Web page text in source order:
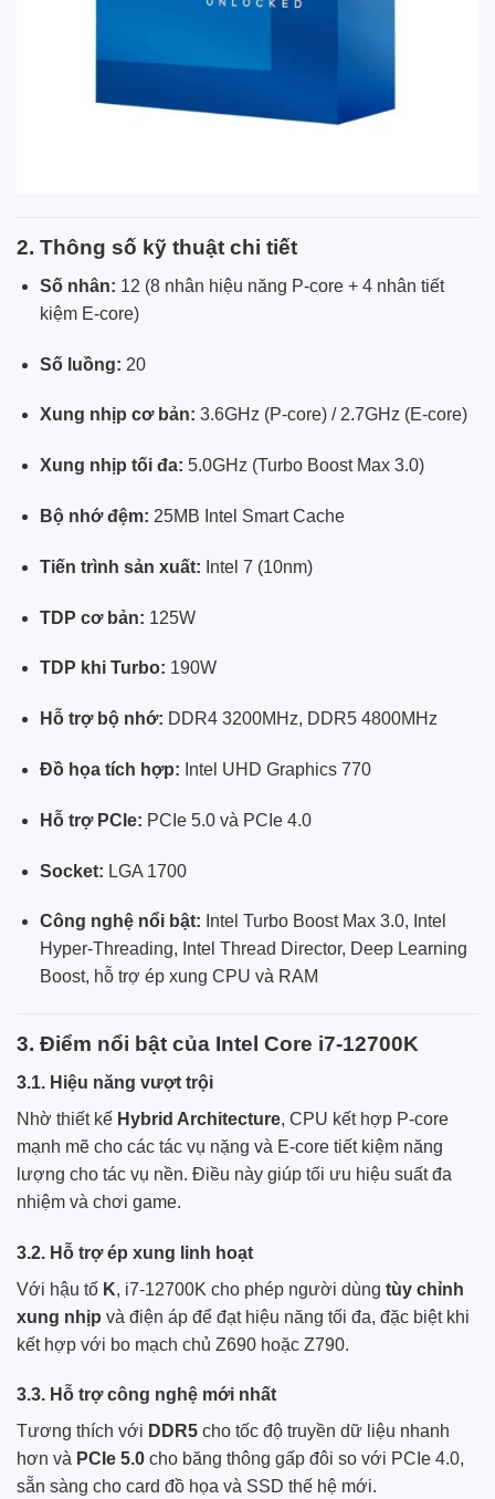
2. Thông số kỹ thuật chi tiết
Số nhân: 12 (8 nhân hiệu năng P-core + 4 nhân tiết
kiệm E-core)
Số luồng: 20
Xung nhịp cơ bản: 3.6GHz (P-core) / 2.7GHz (E-core)
Xung nhịp tối đa: 5.0GHz (Turbo Boost Max 3.0)
Bộ nhớ đệm: 25MB Intel Smart Cache
Tiến trình sản xuất: Intel 7 (10nm)
TDP cơ bản: 125W
TDP khi Turbo: 190W
Hỗ trợ bộ nhớ: DDR4 3200MHz, DDR5 4800MHz
Đồ họa tích hợp: Intel UHD Graphics 770
Hỗ trợ PCIe: PCIe 5.0 và PCIe 4.0
Socket: LGA 1700
Công nghệ nổi bật: Intel Turbo Boost Max 3.0, Intel
Hyper-Threading, Intel Thread Director, Deep Learning
Boost, hỗ trợ ép xung CPU và RAM
3. Điểm nổi bật của Intel Core i7-12700K
3.1. Hiệu năng vượt trội
Nhờ thiết kế Hybrid Architecture, CPU kết hợp P-core
mạnh mẽ cho các tác vụ nặng và E-core tiết kiệm năng
lượng cho tác vụ nền. Điều này giúp tối ưu hiệu suất đa
nhiệm và chơi game.
3.2. Hỗ trợ ép xung linh hoạt
Với hậu tố K, i7-12700K cho phép người dùng tùy chỉnh
xung nhịp và điện áp để đạt hiệu năng tối đa, đặc biệt khi
kết hợp với bo mạch chủ Z690 hoặc Z790.
3.3. Hỗ trợ công nghệ mới nhất
Tương thích với DDR5 cho tốc độ truyền dữ liệu nhanh
hơn và PCIe 5.0 cho băng thông gấp đôi so với PCIe 4.0,
sẵn sàng cho card đồ họa và SSD thế hệ mới.